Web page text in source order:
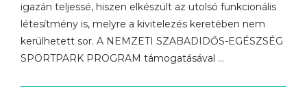
igazán teljessé, hiszen elkészült az utolsó funkcionális
létesítmény is, melyre a kivitelezés keretében nem
kerülhetett sor. A NEMZETI SZABADIDŐS-EGÉSZSÉG
SPORTPARK PROGRAM támogatásával …